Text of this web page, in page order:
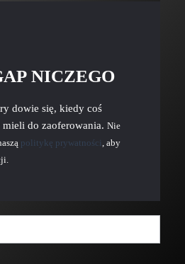
NICZEGO
dowie się, kiedy coś
do zaoferowania. Nie
politykę prywatności, aby